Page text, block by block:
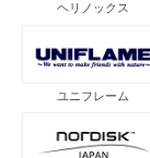
ヘリノックス
ユニフレーム